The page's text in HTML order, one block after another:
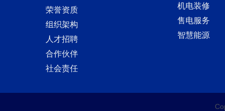
荣誉资质
组织架构
人才招聘
合作伙伴
社会责任
机电装修
售电服务
智慧能源